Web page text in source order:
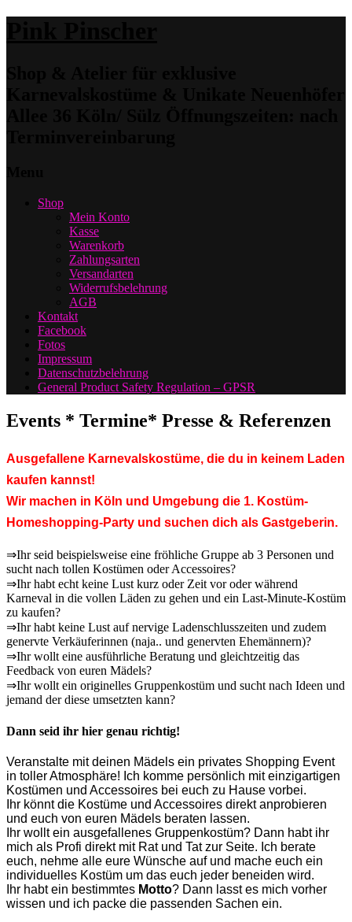
Shop
Mein Konto
Kasse
Warenkorb
Zahlungsarten
Versandarten
Widerrufsbelehrung
AGB
Kontakt
Facebook
Fotos
Impressum
Datenschutzbelehrung
General Product Safety Regulation – GPSR
Events * Termine* Presse & Referenzen
Ausgefallene Karnevalskostüme, die du in keinem Laden
kaufen kannst!
Wir machen in Köln und Umgebung die 1. Kostüm-
Homeshopping-Party und suchen dich als Gastgeberin.
⇒Ihr seid beispielsweise eine fröhliche Gruppe ab 3 Personen und
sucht nach tollen Kostümen oder Accessoires?
⇒Ihr habt echt keine Lust kurz oder Zeit vor oder während
Karneval in die vollen Läden zu gehen und ein Last-Minute-Kostüm
zu kaufen?
⇒Ihr habt keine Lust auf nervige Ladenschlusszeiten und zudem
genervte Verkäuferinnen (naja.. und genervten Ehemännern)?
⇒Ihr wollt eine ausführliche Beratung und gleichtzeitig das
Feedback von euren Mädels?
⇒Ihr wollt ein originelles Gruppenkostüm und sucht nach Ideen und
jemand der diese umsetzten kann?
Dann seid ihr hier genau richtig!
Veranstalte mit deinen Mädels ein privates Shopping Event
in toller Atmosphäre! Ich komme persönlich mit einzigartigen
Kostümen und Accessoires bei euch zu Hause vorbei.
Ihr könnt die Kostüme und Accessoires direkt anprobieren
und euch von euren Mädels beraten lassen.
Ihr wollt ein ausgefallenes Gruppenkostüm? Dann habt ihr
mich als Profi direkt mit Rat und Tat zur Seite. Ich berate
euch, nehme alle eure Wünsche auf und mache euch ein
individuelles Kostüm um das euch jeder beneiden wird.
Ihr habt ein bestimmtes Motto? Dann lasst es mich vorher
wissen und ich packe die passenden Sachen ein.